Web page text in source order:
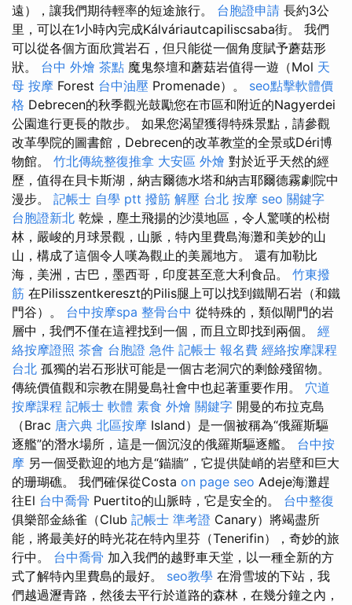
遠），讓我們期待輕率的短途旅行。 台胞證申請 長約3公
里，可以在1小時內完成Kálváriautcapiliscsaba街。 我們
可以從各個方面欣賞岩石，但只能從一個角度賦予蘑菇形
狀。 台中 外燴 茶點 魔鬼祭壇和蘑菇岩值得一遊（Mol 天
母 按摩 Forest 台中油壓 Promenade）。 seo點擊軟體價
格 Debrecen的秋季觀光鼓勵您在市區和附近的Nagyerdei
公園進行更長的散步。 如果您渴望獲得特殊景點，請參觀
改革學院的圖書館，Debrecen的改革教堂的全景或Déri博
物館。 竹北傳統整復推拿 大安區 外燴 對於近乎天然的經
歷，值得在貝卡斯湖，納吉爾德水塔和納吉耶爾德霧劇院中
漫步。 記帳士 自學 ptt 撥筋 解壓 台北 按摩 seo 關鍵字
台胞證新北 乾燥，塵土飛揚的沙漠地區，令人驚嘆的松樹
林，嚴峻的月球景觀，山脈，特內里費島海灘和美妙的山
山，構成了這個令人嘆為觀止的美麗地方。 還有加勒比
海，美洲，古巴，墨西哥，印度甚至意大利食品。 竹東撥
筋 在Pilisszentkereszt的Pilis腿上可以找到鐵閘石岩（和鐵
門谷）。 台中按摩spa 整骨台中 從特殊的，類似閘門的岩
層中，我們不僅在這裡找到一個，而且立即找到兩個。 經
絡按摩證照 茶會 台胞證 急件 記帳士 報名費 經絡按摩課程
台北 孤獨的岩石形狀可能是一個古老洞穴的剩餘殘留物。
傳統價值觀和宗教在開曼島社會中也起著重要作用。 穴道
按摩課程 記帳士 軟體 素食 外燴 關鍵字 開曼的布拉克島
（Brac 唐六典 北區按摩 Island）是一個被稱為“俄羅斯驅
逐艦”的潛水場所，這是一個沉沒的俄羅斯驅逐艦。 台中按
摩 另一個受歡迎的地方是“錨牆”，它提供陡峭的岩壁和巨大
的珊瑚礁。 我們確保從Costa on page seo Adeje海灘趕
往El 台中喬骨 Puertito的山脈時，它是安全的。 台中整復
俱樂部金絲雀（Club 記帳士 準考證 Canary）將竭盡所
能，將最美好的時光花在特內里芬（Tenerifin），奇妙的旅
行中。 台中喬骨 加入我們的越野車天堂，以一種全新的方
式了解特內里費島的最好。 seo教學 在滑雪坡的下站，我
們越過瀝青路，然後去平行於道路的森林，在幾分鐘之內，